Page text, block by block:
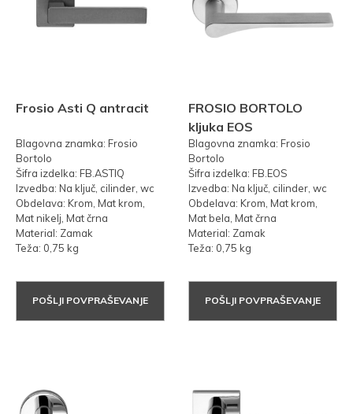
Frosio Asti Q antracit
Blagovna znamka: Frosio
Bortolo
Šifra izdelka: FB.ASTIQ
Izvedba: Na ključ, cilinder, wc
Obdelava: Krom, Mat krom,
Mat nikelj, Mat črna
Material: Zamak
Teža: 0,75 kg
POŠLJI POVPRAŠEVANJE
FROSIO BORTOLO
kljuka EOS
Blagovna znamka: Frosio
Bortolo
Šifra izdelka: FB.EOS
Izvedba: Na ključ, cilinder, wc
Obdelava: Krom, Mat krom,
Mat bela, Mat črna
Material: Zamak
Teža: 0,75 kg
POŠLJI POVPRAŠEVANJE